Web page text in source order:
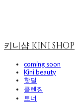
키니샵 KINI SHOP
coming soon
Kini beauty
핫딜
클렌징
토너